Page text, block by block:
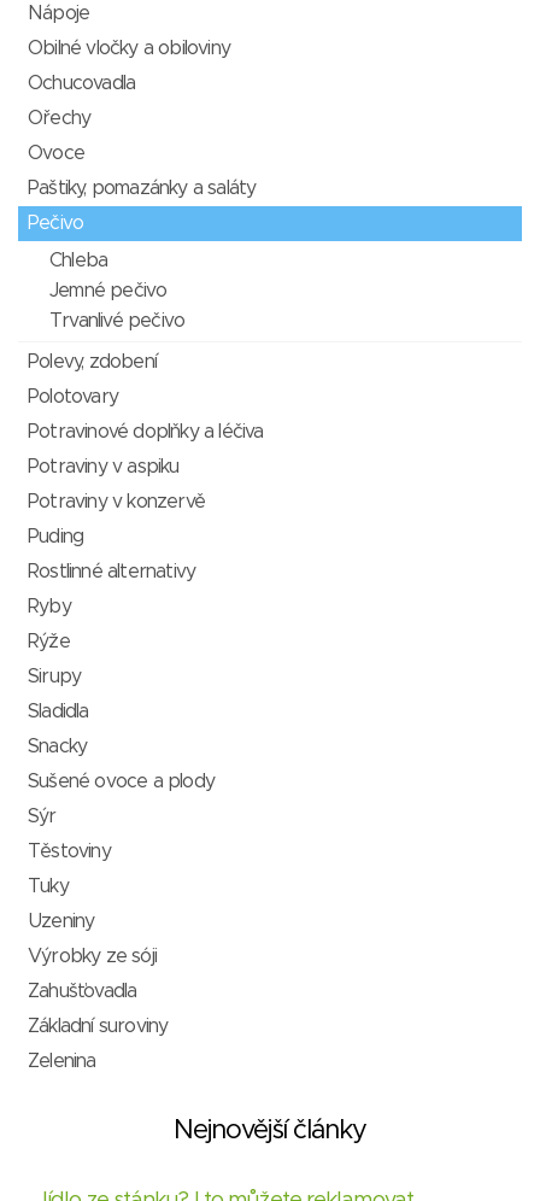
Nápoje
Obilné vločky a obiloviny
Ochucovadla
Ořechy
Ovoce
Paštiky, pomazánky a saláty
Pečivo
Chleba
Jemné pečivo
Trvanlivé pečivo
Polevy, zdobení
Polotovary
Potravinové doplňky a léčiva
Potraviny v aspiku
Potraviny v konzervě
Puding
Rostlinné alternativy
Ryby
Rýže
Sirupy
Sladidla
Snacky
Sušené ovoce a plody
Sýr
Těstoviny
Tuky
Uzeniny
Výrobky ze sóji
Zahušťovadla
Základní suroviny
Zelenina
Nejnovější články